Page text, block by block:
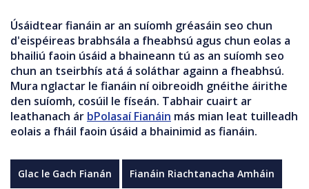
Úsáidtear fianáin ar an suíomh gréasáin seo chun
d'eispéireas brabhsála a fheabhsú agus chun eolas a
bhailiú faoin úsáid a bhaineann tú as an suíomh seo
chun an tseirbhís atá á soláthar againn a fheabhsú.
Mura nglactar le fianáin ní oibreoidh gnéithe áirithe
den suíomh, cosúil le físeán. Tabhair cuairt ar
leathanach ár bPolasaí Fianáin más mian leat tuilleadh
eolais a fháil faoin úsáid a bhainimid as fianáin.
Glac le Gach Fianán Fianáin Riachtanacha Amháin